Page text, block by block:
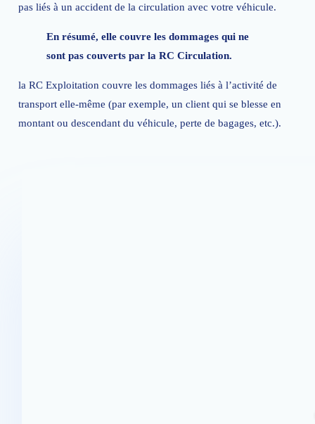
pas liés à un accident de la circulation avec votre véhicule.
En résumé, elle couvre les dommages qui ne
sont pas couverts par la RC Circulation.
la RC Exploitation couvre les dommages liés à l’activité de
transport elle-même (par exemple, un client qui se blesse en
montant ou descendant du véhicule, perte de bagages, etc.).